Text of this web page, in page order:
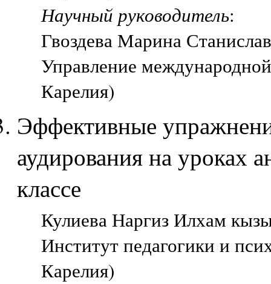
Научный руководитель:
Гвоздева Марина
Управление
Карелия)
Эффективные
аудирования на уроках
классе
Кулиева Наргиз Илхам
Институт педагогики и
Карелия)